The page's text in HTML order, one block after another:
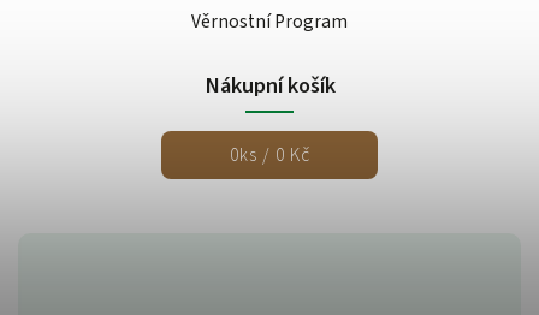
Věrnostní Program
Nákupní košík
0ks / 0 Kč